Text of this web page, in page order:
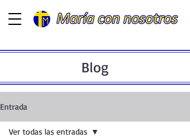
Blog
Entrada
Ver todas las entradas